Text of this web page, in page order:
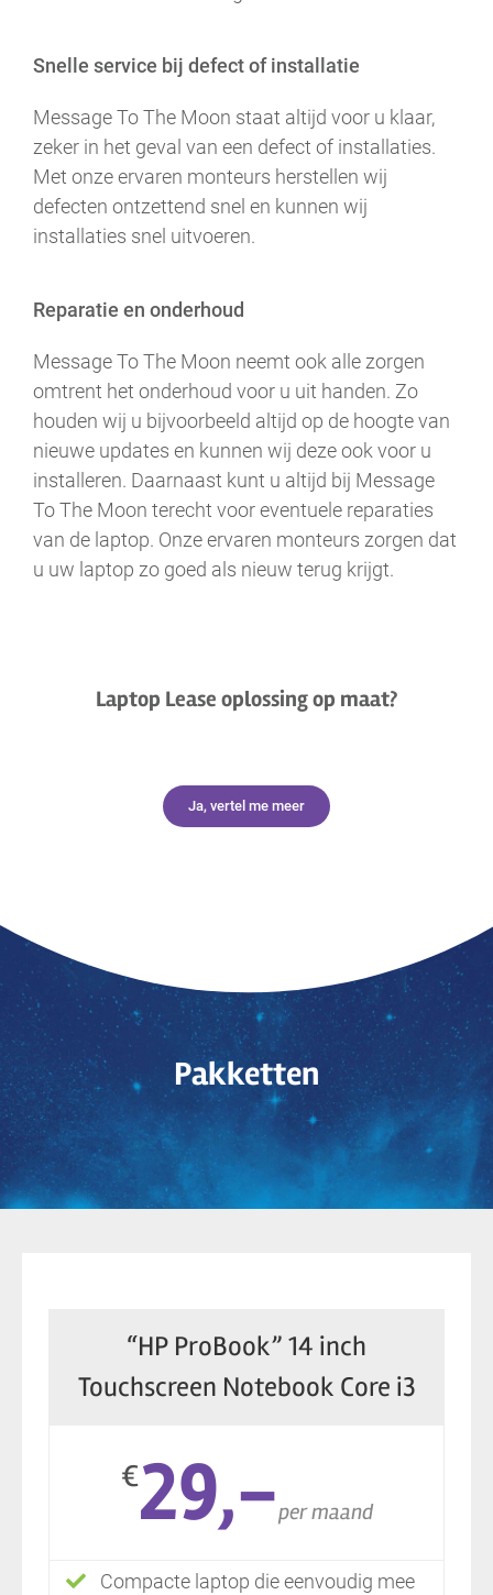
Snelle service bij defect of installatie
Message To The Moon staat altijd voor u klaar,
zeker in het geval van een defect of installaties.
Met onze ervaren monteurs herstellen wij
defecten ontzettend snel en kunnen wij
installaties snel uitvoeren.
Reparatie en onderhoud
Message To The Moon neemt ook alle zorgen
omtrent het onderhoud voor u uit handen. Zo
houden wij u bijvoorbeeld altijd op de hoogte van
nieuwe updates en kunnen wij deze ook voor u
installeren. Daarnaast kunt u altijd bij Message
To The Moon terecht voor eventuele reparaties
van de laptop. Onze ervaren monteurs zorgen dat
u uw laptop zo goed als nieuw terug krijgt.
Laptop Lease oplossing op maat?
Ja, vertel me meer
Pakketten
“HP ProBook” 14 inch
Touchscreen Notebook Core i3
€29,-per maand
Compacte laptop die eenvoudig mee